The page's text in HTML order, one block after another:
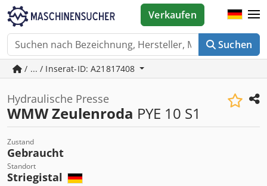
Suchen
Verkaufen
/ ... / Inserat-ID: A21817408
Hydraulische Presse
WMW Zeulenroda PYE 10 S1
Zustand
Gebraucht
Standort
Striegistal